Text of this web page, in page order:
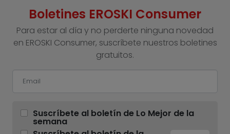
Boletines EROSKI Consumer
Para estar al día y no perderte ninguna novedad
en EROSKI Consumer, suscríbete nuestros boletines
gratuitos.
Suscríbete al boletín de Lo Mejor de la
semana